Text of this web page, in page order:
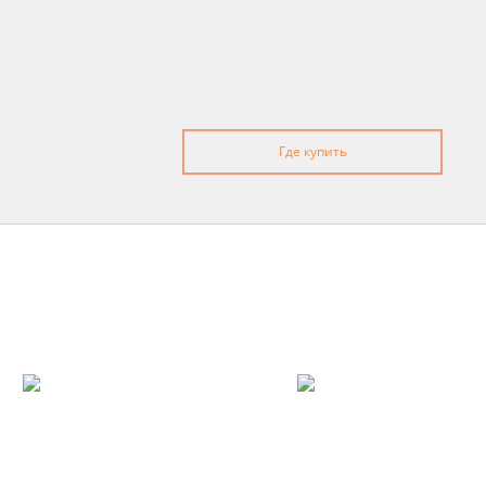
Где купить